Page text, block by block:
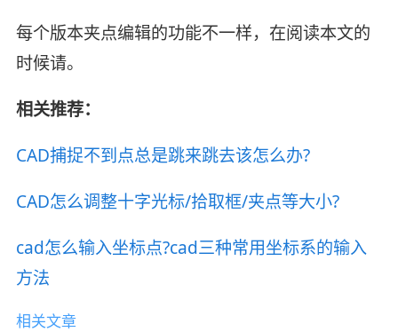
每个版本夹点编辑的功能不一样，在阅读本文的
时候请。
相关推荐：
CAD捕捉不到点总是跳来跳去该怎么办?
CAD怎么调整十字光标/拾取框/夹点等大小?
cad怎么输入坐标点?cad三种常用坐标系的输入
方法
相关文章